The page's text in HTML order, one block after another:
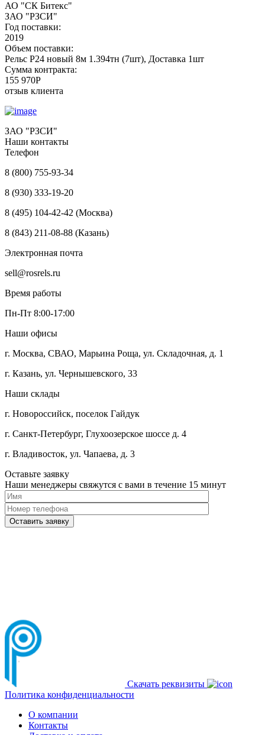
АО "СК Битекс"
ЗАО "РЗСИ"
Год поставки:
2019
Объем поставки:
Рельс Р24 новый 8м 1.394тн (7шт), Доставка 1шт
Сумма контракта:
155 970P
отзыв клиента
ЗАО "РЗСИ"
Наши контакты
Телефон
8 (800) 755-93-34
8 (930) 333-19-20
8 (495) 104-42-42 (Москва)
8 (843) 211-08-88 (Казань)
Электронная почта
sell@rosrels.ru
Время работы
Пн-Пт 8:00-17:00
Наши офисы
г. Москва, СВАО, Марьина Роща, ул. Складочная, д. 1
г. Казань, ул. Чернышевского, 33
Наши склады
г. Новороссийск, поселок Гайдук
г. Санкт-Петербург, Глухоозерское шоссе д. 4
г. Владивосток, ул. Чапаева, д. 3
Оставьте заявку
Наши менеджеры свяжутся с вами в течение 15 минут
кнопку
"Оставить
заявку",
подтверждаю,
я
ознакомлен
согласен
Скачать реквизиты
Политика конфиденциальности
О компании
Контакты